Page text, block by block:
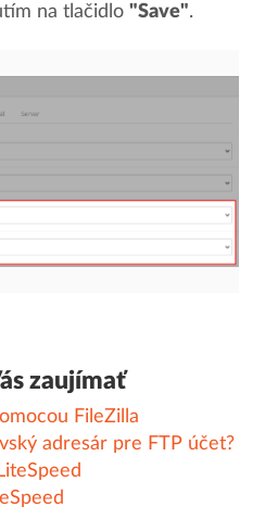
na tlačidlo "Save".
zaujímať
FileZilla
adresár pre FTP účet?